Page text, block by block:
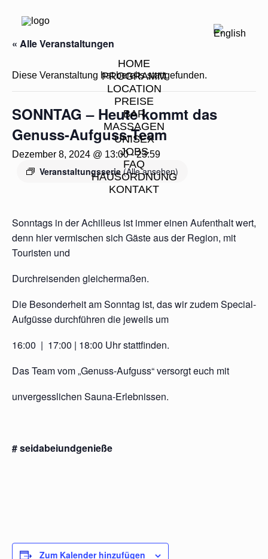
HOME
PROGRAMM
LOCATION
PREISE
BAR
MASSAGEN
UNISEX
JOBS
FAQ
HAUSORDNUNG
KONTAKT
« Alle Veranstaltungen
Diese Veranstaltung hat bereits stattgefunden.
SONNTAG – Heute kommt das
Genuss-Aufguss-Team
Dezember 8, 2024 @ 13:00-23:59
Veranstaltungsserie(Alle ansehen)
Sonntags in der Achilleus ist immer einen Aufenthalt wert,
denn hier vermischen sich Gäste aus der Region, mit
Touristen und
Durchreisenden gleichermaßen.
Die Besonderheit am Sonntag ist, das wir zudem Special-
Aufgüsse durchführen die jeweils um
16:00 | 17:00 | 18:00 Uhr stattfinden.
Das Team vom „Genuss-Aufguss“ versorgt euch mit
unvergesslichen Sauna-Erlebnissen.
# seidabeiundgenieße
Zum Kalender hinzufügen